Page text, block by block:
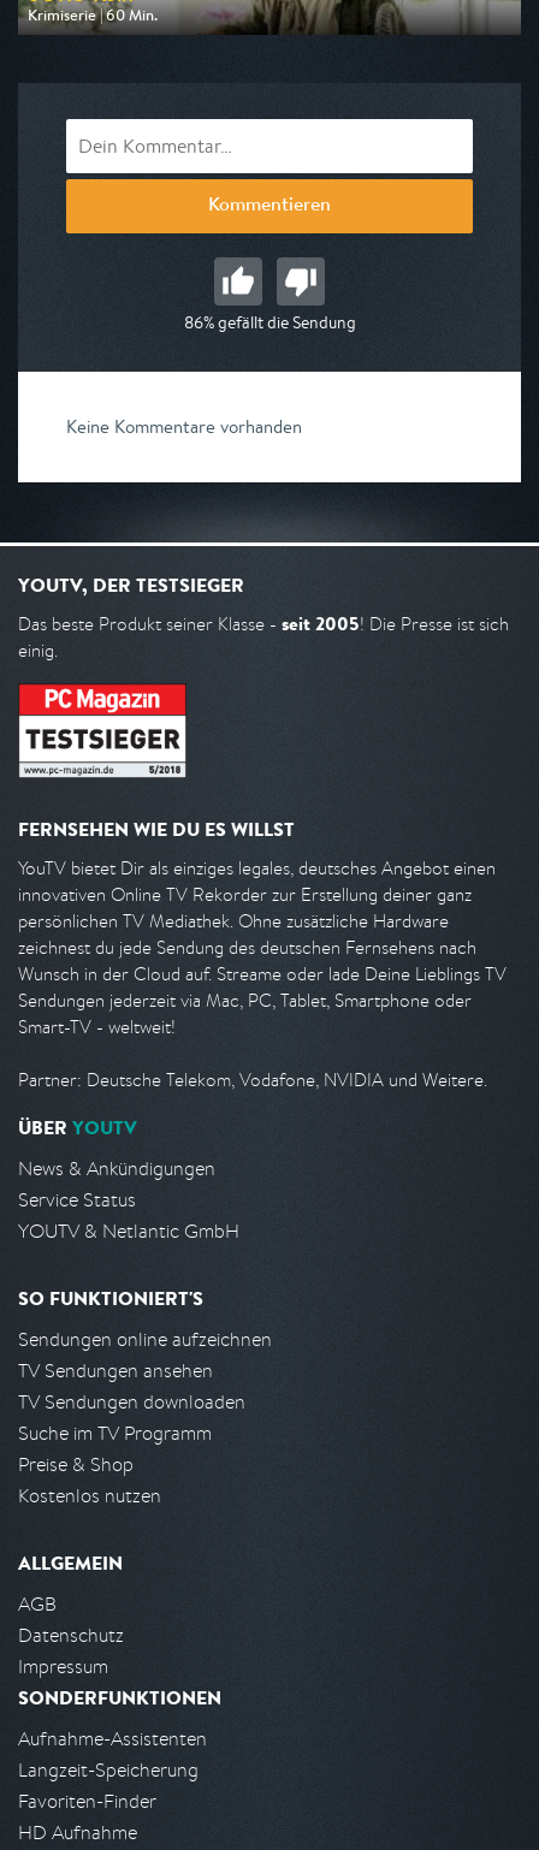
Krimiserie | 60 Min.
Ausgestrahlt von ZDF
Kommentieren
86% gefällt die Sendung
Keine Kommentare vorhanden
YOUTV, DER TESTSIEGER
Das beste Produkt seiner Klasse - seit 2005! Die Presse ist sich
einig.
FERNSEHEN WIE DU ES WILLST
YouTV bietet Dir als einziges legales, deutsches Angebot einen
innovativen Online TV Rekorder zur Erstellung deiner ganz
persönlichen TV Mediathek. Ohne zusätzliche Hardware
zeichnest du jede Sendung des deutschen Fernsehens nach
Wunsch in der Cloud auf. Streame oder lade Deine Lieblings TV
Sendungen jederzeit via Mac, PC, Tablet, Smartphone oder
Smart-TV - weltweit!
Partner: Deutsche Telekom, Vodafone, NVIDIA und Weitere.
ÜBER YOUTV
News & Ankündigungen
Service Status
YOUTV & Netlantic GmbH
SO FUNKTIONIERT'S
Sendungen online aufzeichnen
TV Sendungen ansehen
TV Sendungen downloaden
Suche im TV Programm
Preise & Shop
Kostenlos nutzen
ALLGEMEIN
AGB
Datenschutz
Impressum
SONDERFUNKTIONEN
Aufnahme-Assistenten
Langzeit-Speicherung
Favoriten-Finder
HD Aufnahme